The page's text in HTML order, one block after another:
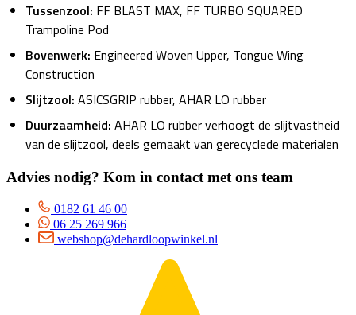
Tussenzool: FF BLAST MAX, FF TURBO SQUARED
Trampoline Pod
Bovenwerk: Engineered Woven Upper, Tongue Wing
Construction
Slijtzool: ASICSGRIP rubber, AHAR LO rubber
Duurzaamheid: AHAR LO rubber verhoogt de slijtvastheid
van de slijtzool, deels gemaakt van gerecyclede materialen
Advies nodig? Kom in contact met ons team
0182 61 46 00
06 25 269 966
webshop@dehardloopwinkel.nl